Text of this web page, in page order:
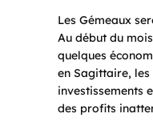
Les Gémeaux
Au début du
quelques
en Sagittaire,
investissements
des profits